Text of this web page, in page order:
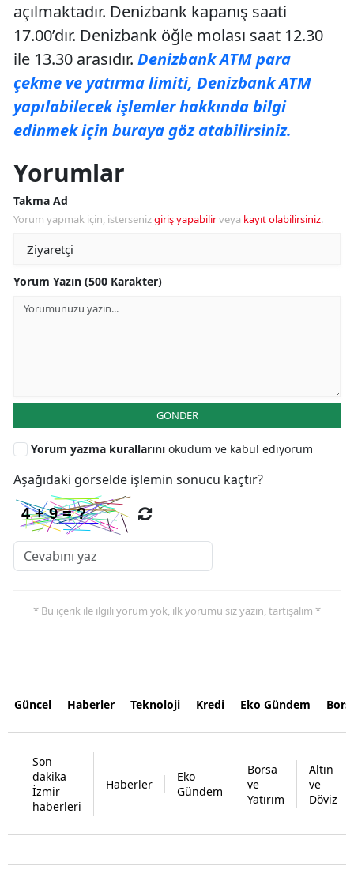
açılmaktadır. Denizbank kapanış saati
17.00’dır. Denizbank öğle molası saat 12.30
ile 13.30 arasıdır. Denizbank ATM para
çekme ve yatırma limiti, Denizbank ATM
yapılabilecek işlemler hakkında bilgi
edinmek için buraya göz atabilirsiniz.
Yorumlar
Takma Ad
Yorum yapmak için, istersenizgiriş yapabilirveya kayıt olabilirsiniz.
Yorum Yazın (500 Karakter)
GÖNDER
Yorum yazma kurallarını okudum ve kabul ediyorum
Aşağıdaki görselde işlemin sonucu kaçtır?
* Bu içerik ile ilgili yorum yok, ilk yorumu siz yazın, tartışalım *
Güncel Haberler Teknoloji Kredi Eko Gündem
Son
dakika
İzmir
haberleri
Haberler
Eko
Gündem
Borsa
ve
Yatırım
Altın
ve
Döviz